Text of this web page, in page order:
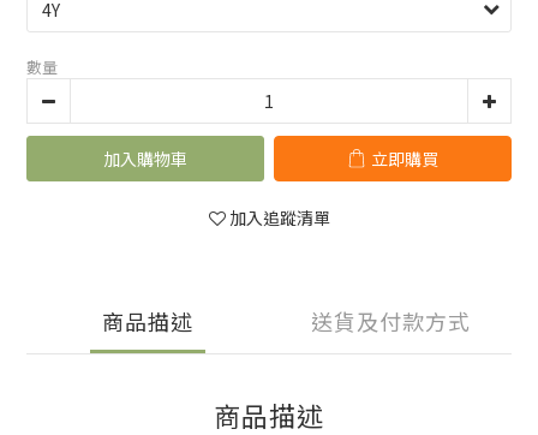
數量
加入購物車 立即購買
加入追蹤清單
商品描述 送貨及付款方式
商品描述